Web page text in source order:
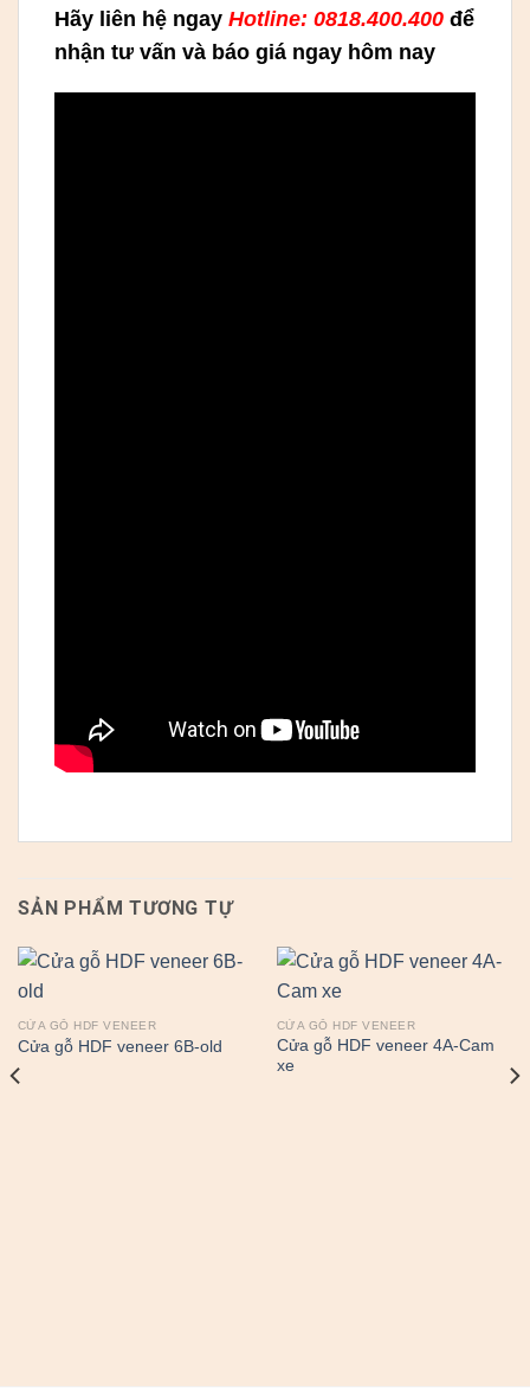
Hãy liên hệ ngay Hotline: 0818.400.400 để
nhận tư vấn và báo giá ngay hôm nay
SẢN PHẨM TƯƠNG TỰ
CỬA GỖ HDF VENEER
Cửa gỗ HDF veneer 6B-old
CỬA GỖ HDF VENEER
Cửa gỗ HDF veneer 4A-Cam
xe